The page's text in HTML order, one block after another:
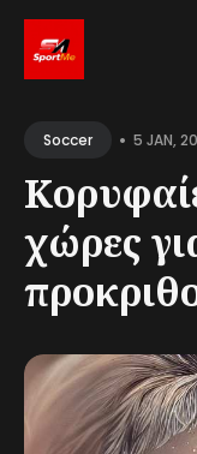
forSoccer • 5 JAN,
χώρες